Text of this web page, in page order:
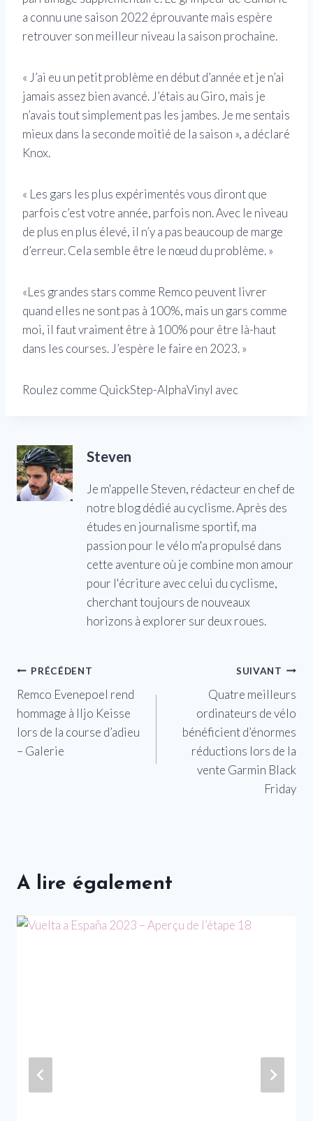
a connu une saison 2022 éprouvante mais espère
retrouver son meilleur niveau la saison prochaine.
« J’ai eu un petit problème en début d’année et je n’ai
jamais assez bien avancé. J’étais au Giro, mais je
n’avais tout simplement pas les jambes. Je me sentais
mieux dans la seconde moitié de la saison », a déclaré
Knox.
« Les gars les plus expérimentés vous diront que
parfois c’est votre année, parfois non. Avec le niveau
de plus en plus élevé, il n’y a pas beaucoup de marge
d’erreur. Cela semble être le nœud du problème. »
«Les grandes stars comme Remco peuvent livrer
quand elles ne sont pas à 100%, mais un gars comme
moi, il faut vraiment être à 100% pour être là-haut
dans les courses. J’espère le faire en 2023. »
Roulez comme QuickStep-AlphaVinyl avec
Steven
Je m'appelle Steven, rédacteur en chef de
notre blog dédié au cyclisme. Après des
études en journalisme sportif, ma
passion pour le vélo m'a propulsé dans
cette aventure où je combine mon amour
pour l'écriture avec celui du cyclisme,
cherchant toujours de nouveaux
horizons à explorer sur deux roues.
Navigation
de
l’article
PRÉCÉDENT
Remco Evenepoel rend
hommage à Iljo Keisse
lors de la course d’adieu
– Galerie
SUIVANT
Quatre meilleurs
ordinateurs de vélo
bénéficient d’énormes
réductions lors de la
vente Garmin Black
Friday
A lire également